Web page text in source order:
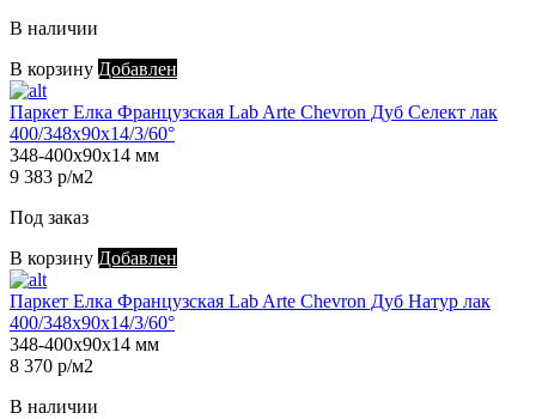
В наличии
В корзину Добавлен
Паркет Елка Французская Lab Arte Chevron Дуб Селект лак
400/348х90х14/3/60°
348-400х90х14 мм
9 383 р/м2
Под заказ
В корзину Добавлен
Паркет Елка Французская Lab Arte Chevron Дуб Натур лак
400/348х90х14/3/60°
348-400х90х14 мм
8 370 р/м2
В наличии